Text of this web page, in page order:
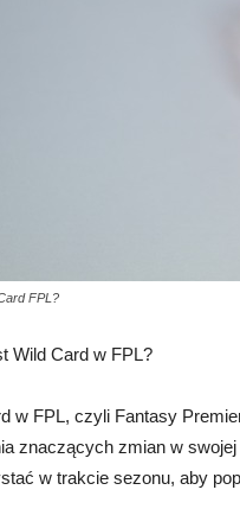
FPL?
Wild Card w FPL?
w FPL, czyli Fantasy
znaczących zmian w
w trakcie sezonu, aby